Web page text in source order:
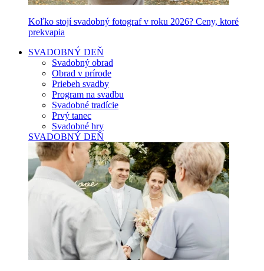
Koľko stojí svadobný fotograf v roku 2026? Ceny, ktoré
prekvapia
SVADOBNÝ DEŇ
Svadobný obrad
Obrad v prírode
Priebeh svadby
Program na svadbu
Svadobné tradície
Prvý tanec
Svadobné hry
SVADOBNÝ DEŇ